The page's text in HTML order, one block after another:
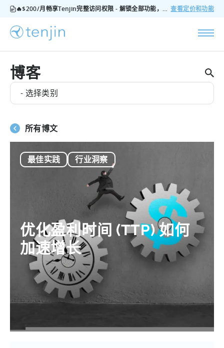
🔥$200/月畅享Tenjin完整访问权限 - 解锁全部功能，无隐藏费用，随时可取消 查看定价和功能
博客
- 选择类别
所有博文
最佳实践 行业洞察
优化盈利时间 (TTP) 如何
加速增长